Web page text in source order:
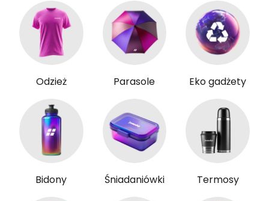
Odzież Parasole Eko gadżety
Bidony Śniadaniówki Termosy